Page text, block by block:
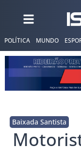
POLÍTICA MUNDO
Baixada Santista